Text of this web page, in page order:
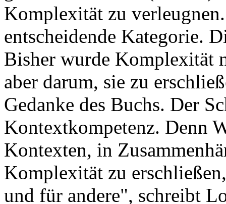
Komplexität zu
entscheidende Kategorie.
Bisher wurde Komplexität
aber darum, sie zu
Gedanke des Buchs. Der
Kontextkompetenz. Denn
Kontexten, in
Komplexität zu
und für andere", schreibt